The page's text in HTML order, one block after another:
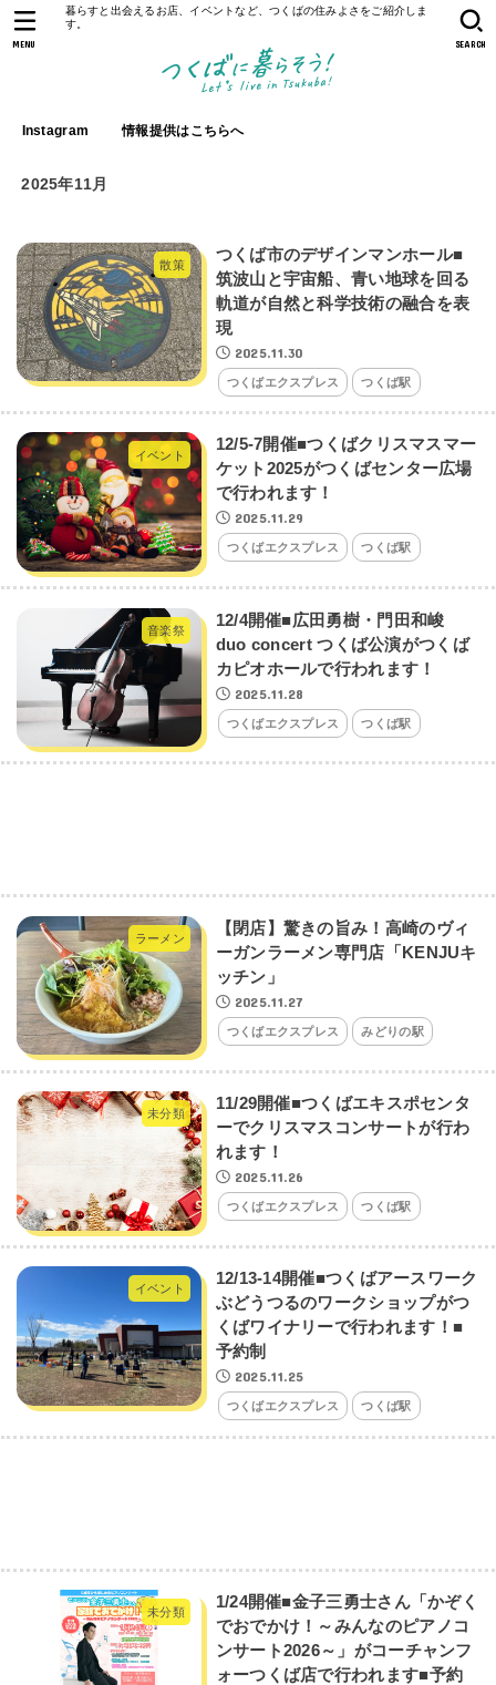
暮らすと出会えるお店、イベントなど、つくばの住みよさをご紹介しま
す。
Instagram 情報提供はこちらへ
SEARCH
MENU
2025年11月
散策
つくば市のデザインマンホール■
筑波山と宇宙船、青い地球を回る
軌道が自然と科学技術の融合を表
現
2025.11.30
つくばエクスプレス つくば駅
イベント
12/5-7開催■つくばクリスマスマー
ケット2025がつくばセンター広場
で行われます！
2025.11.29
つくばエクスプレス つくば駅
音楽祭
12/4開催■広田勇樹・門田和峻
duo concert つくば公演がつくば
カピオホールで行われます！
2025.11.28
つくばエクスプレス つくば駅
ラーメン
【閉店】驚きの旨み！高崎のヴィ
ーガンラーメン専門店「KENJUキ
ッチン」
2025.11.27
つくばエクスプレス みどりの駅
未分類
11/29開催■つくばエキスポセンタ
ーでクリスマスコンサートが行わ
れます！
2025.11.26
つくばエクスプレス つくば駅
イベント
12/13-14開催■つくばアースワーク
ぶどうつるのワークショップがつ
くばワイナリーで行われます！■
予約制
2025.11.25
つくばエクスプレス つくば駅
未分類
1/24開催■金子三勇士さん「かぞく
でおでかけ！～みんなのピアノコ
ンサート2026～」がコーチャンフ
ォーつくば店で行われます■予約